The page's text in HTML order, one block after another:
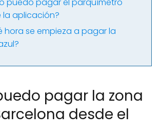
la aplicación?
hora se empieza a pagar la
pagar la zona
desde el